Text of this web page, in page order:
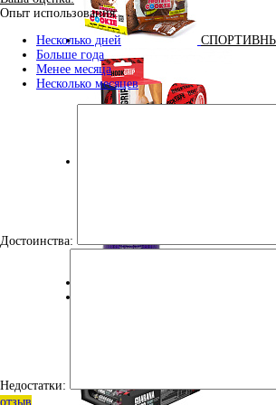
100% GOLDEN BCAA 210 ГР
Опыт использования:
Несколько дней
Больше года
Менее месяца
Несколько месяцев
Достоинства:
Недостатки:
отзыв